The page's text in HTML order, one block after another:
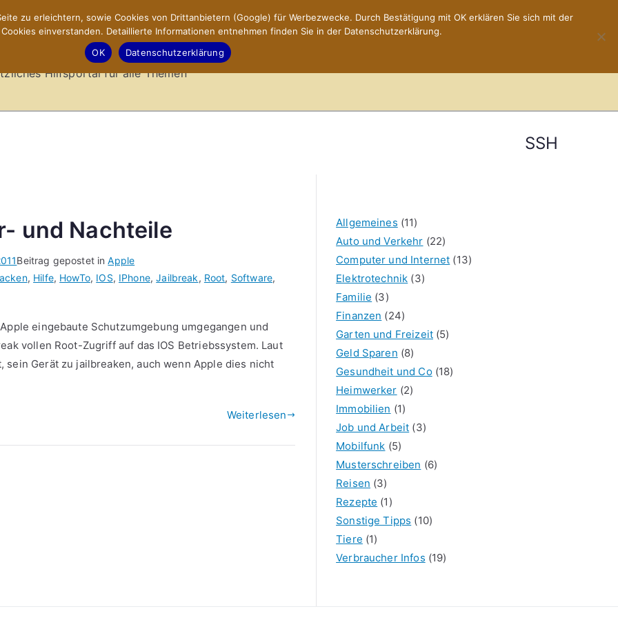
Sites.de – Hilfsportal
Hilfsportal für alle Themen
SSH
und Nachteile
Beitrag gepostet inApple
, Hilfe, HowTo, IOS, IPhone,Jailbreak, Root, Software,
eingebaute Schutzumgebung umgegangen und
vollen Root-Zugriff auf das IOS Betriebssystem. Laut
Gerät zu jailbreaken, auch wenn Apple dies nicht
Weiterlesen
Allgemeines (11)
Auto und Verkehr (22)
Computer und Internet (13)
Elektrotechnik (3)
Familie (3)
Finanzen (24)
Garten und Freizeit(5)
Geld Sparen (8)
Gesundheit und Co(18)
Heimwerker (2)
Immobilien (1)
Job und Arbeit (3)
Mobilfunk (5)
Musterschreiben (6)
Reisen (3)
Rezepte (1)
Sonstige Tipps (10)
Tiere (1)
Verbraucher Infos (19)
zu erleichtern, sowie Cookies von Drittanbietern (Google) für Werbezwecke. Durch Bestätigung mit OK erklären Sie sich mit der
einverstanden. Detaillierte Informationen entnehmen finden Sie in der Datenschutzerklärung.
OK
Datenschutzerklärung